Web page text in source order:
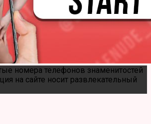
номера телефонов знаменитостей
на сайте носит развлекательный